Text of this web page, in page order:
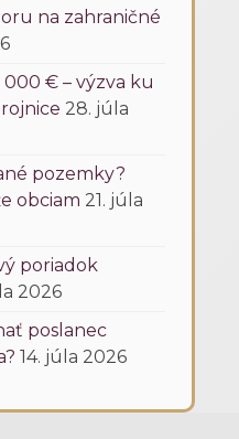
na zahraničné
€ – výzva ku
28. júla
pozemky?
obciam 21. júla
poriadok
2026
poslanec
14. júla 2026